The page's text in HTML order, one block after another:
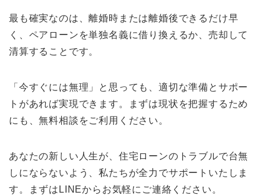
最も確実なのは、離婚時または離婚後できるだけ早
く、ペアローンを単独名義に借り換えるか、売却して
清算することです。
「今すぐには無理」と思っても、適切な準備とサポー
トがあれば実現できます。まずは現状を把握するため
にも、無料相談をご利用ください。
あなたの新しい人生が、住宅ローンのトラブルで台無
しにならないよう、私たちが全力でサポートいたしま
す。まずはLINEからお気軽にご連絡ください。